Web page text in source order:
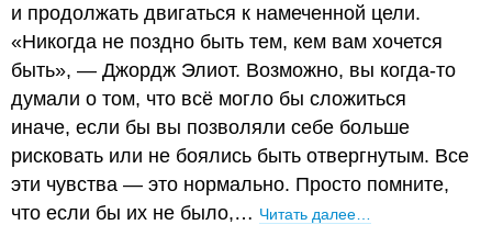
и продолжать двигаться к намеченной цели.
«Никогда не поздно быть тем, кем вам хочется
быть», — Джордж Элиот. Возможно, вы когда-то
думали о том, что всё могло бы сложиться
иначе, если бы вы позволяли себе больше
рисковать или не боялись быть отвергнутым. Все
эти чувства — это нормально. Просто помните,
что если бы их не было,… Читать далее…